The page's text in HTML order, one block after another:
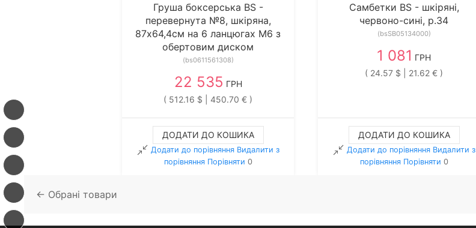
Груша боксерська BS -
перевернута №8, шкіряна,
87х64,4см на 6 ланцюгах М6 з
обертовим диском
(bs0611561308)
22 535 ГРН
( 512.16 $ | 450.70 € )
ДОДАТИ ДО КОШИКА
Додати до порівняння Видалити з
порiвняння Порівняти 0
Самбетки BS - шкіряні,
червоно-сині, р.34
(bsSB05134000)
1 081 ГРН
( 24.57 $ | 21.62 € )
ДОДАТИ ДО КОШИКА
Додати до порівняння Видалити з
порiвняння Порівняти 0
← Обрані товари